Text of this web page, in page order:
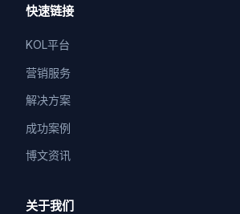
快速链接
KOL平台
营销服务
解决方案
成功案例
博文资讯
关于我们